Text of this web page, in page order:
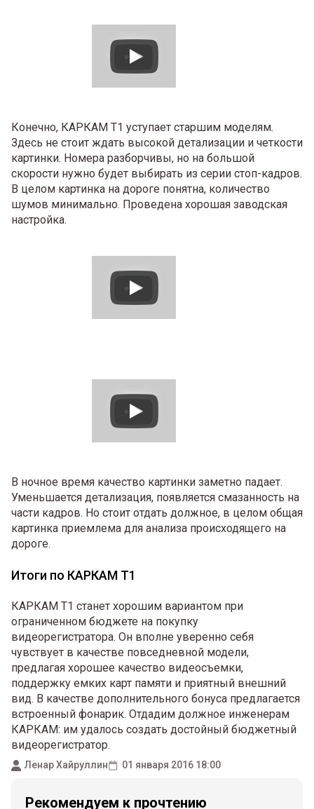
Конечно, КАРКАМ Т1 уступает старшим моделям.
Здесь не стоит ждать высокой детализации и четкости
картинки. Номера разборчивы, но на большой
скорости нужно будет выбирать из серии стоп-кадров.
В целом картинка на дороге понятна, количество
шумов минимально. Проведена хорошая заводская
настройка.
В ночное время качество картинки заметно падает.
Уменьшается детализация, появляется смазанность на
части кадров. Но стоит отдать должное, в целом общая
картинка приемлема для анализа происходящего на
дороге.
Итоги по КАРКАМ Т1
КАРКАМ Т1 станет хорошим вариантом при
ограниченном бюджете на покупку
видеорегистратора. Он вполне уверенно себя
чувствует в качестве повседневной модели,
предлагая хорошее качество видеосъемки,
поддержку емких карт памяти и приятный внешний
вид. В качестве дополнительного бонуса предлагается
встроенный фонарик. Отдадим должное инженерам
КАРКАМ: им удалось создать достойный бюджетный
видеорегистратор.
Ленар Хайруллин 01 января 2016 18:00
Рекомендуем к прочтению